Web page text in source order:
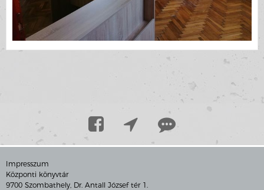
Impresszum
Központi könyvtár
9700 Szombathely, Dr. Antall József tér 1.